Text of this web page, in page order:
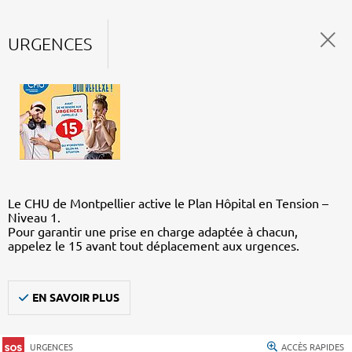
URGENCES
Le CHU de Montpellier active le Plan Hôpital en Tension –
Niveau 1.
Pour garantir une prise en charge adaptée à chacun,
appelez le 15 avant tout déplacement aux urgences.
EN SAVOIR PLUS
URGENCES ACCÈS RAPIDES